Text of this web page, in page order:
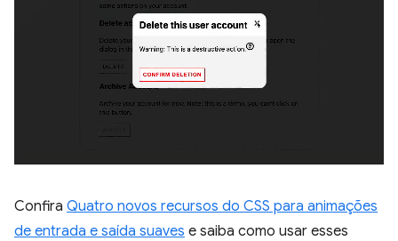
Confira Quatro novos recursos do CSS para animações
de entrada e saída suaves e saiba como usar esses